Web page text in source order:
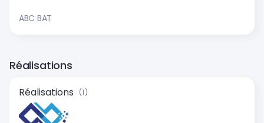
ABC BAT
Réalisations
Réalisations (1)